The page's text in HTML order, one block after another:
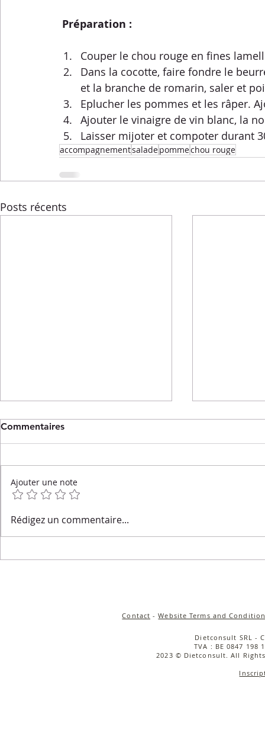
Préparation :
Couper le chou rouge en fines
Dans la cocotte, faire fondre le
et la branche de romarin, saler et
Eplucher les pommes et les râper.
Ajouter le vinaigre de vin blanc, la
Laisser mijoter et compoter durant
accompagnementsaladepommechou rouge
Posts récents
Salade de quinoa
cerise &
Commentaires
Ajouter une note
Rédigez un commentaire...
Contact -Website Terms and
Dietconsult SRL -
TVA : BE 0847 198
2023 © Dietconsult. All